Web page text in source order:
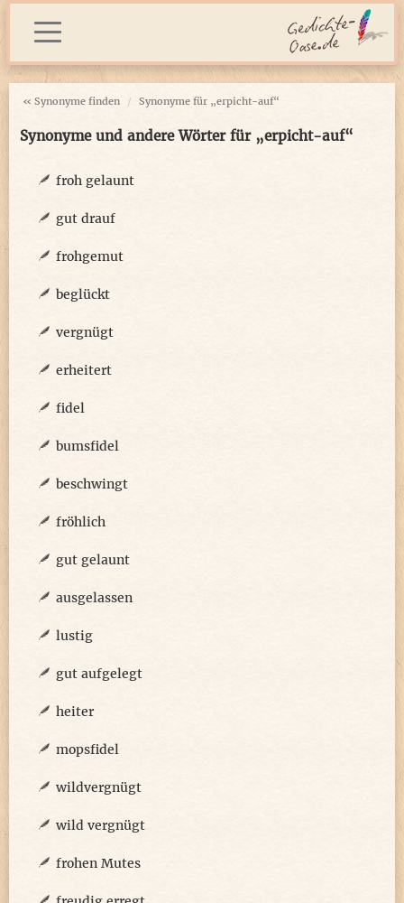
« Synonyme finden Synonyme für „erpicht-auf“
Synonyme und andere Wörter für „erpicht-auf“
froh gelaunt
gut drauf
frohgemut
beglückt
vergnügt
erheitert
fidel
bumsfidel
beschwingt
fröhlich
gut gelaunt
ausgelassen
lustig
gut aufgelegt
heiter
mopsfidel
wildvergnügt
wild vergnügt
frohen Mutes